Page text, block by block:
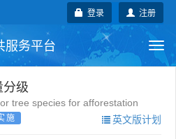
注册
登录
服务平台
业标准
业标准 国际标准
分级
tree species for afforestation
施 英文版计划